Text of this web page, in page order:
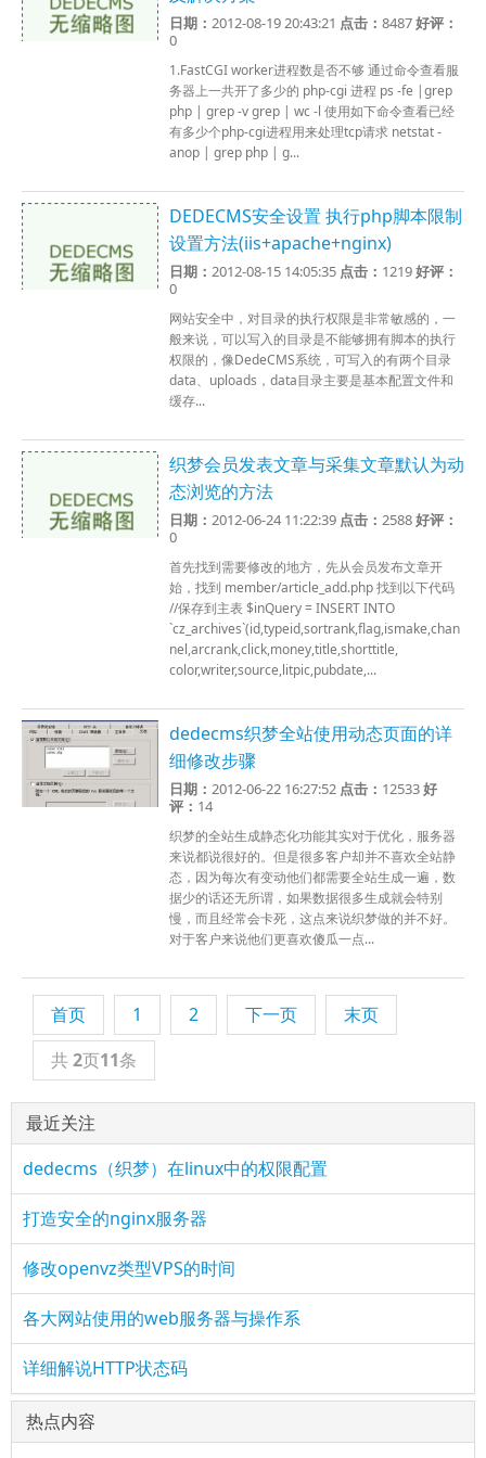
日期：2012-08-19 20:43:21 点击：8487好评：
0
1.FastCGI worker进程数是否不够 通过命令查看服
务器上一共开了多少的 php-cgi 进程 ps -fe |grep
php | grep -v grep | wc -l 使用如下命令查看已经
有多少个php-cgi进程用来处理tcp请求 netstat -
anop | grep php | g...
DEDECMS安全设置 执行php脚本限制
设置方法(iis+apache+nginx)
日期：2012-08-15 14:05:35 点击： 1219好评：
0
网站安全中，对目录的执行权限是非常敏感的，一
般来说，可以写入的目录是不能够拥有脚本的执行
权限的，像DedeCMS系统，可写入的有两个目录
data、uploads，data目录主要是基本配置文件和
缓存...
织梦会员发表文章与采集文章默认为动
态浏览的方法
日期：2012-06-24 11:22:39 点击：2588好评：
0
首先找到需要修改的地方，先从会员发布文章开
始，找到 member/article_add.php 找到以下代码
//保存到主表 $inQuery = INSERT INTO
`cz_archives`(id,typeid,sortrank,flag,ismake,chan
nel,arcrank,click,money,title,shorttitle,
color,writer,source,litpic,pubdate,...
dedecms织梦全站使用动态页面的详
细修改步骤
日期：2012-06-22 16:27:52 点击： 12533好
评： 14
织梦的全站生成静态化功能其实对于优化，服务器
来说都说很好的。但是很多客户却并不喜欢全站静
态，因为每次有变动他们都需要全站生成一遍，数
据少的话还无所谓，如果数据很多生成就会特别
慢，而且经常会卡死，这点来说织梦做的并不好。
对于客户来说他们更喜欢傻瓜一点...
首页 1 2 下一页
末页
共2页11条
最近关注
dedecms（织梦）在linux中的权限配置
打造安全的nginx服务器
修改openvz类型VPS的时间
各大网站使用的web服务器与操作系
详细解说HTTP状态码
热点内容